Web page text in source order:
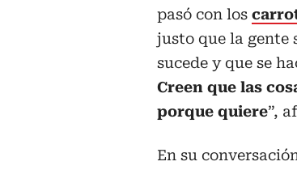
pasó con los
justo que la gente
sucede y que se
Creen que las
porque quiere”,
En su